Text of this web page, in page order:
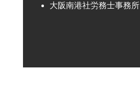
大阪南港社労務士事務所